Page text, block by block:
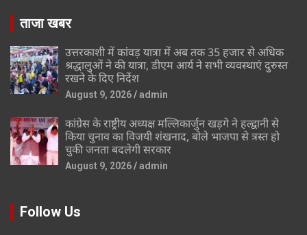
ताजा खबर
उत्तरकाशी में कांवड़ यात्रा में अब तक 35 हजार से अधिक
श्रद्धालुओं ने की यात्रा, डीएम आर्य ने सभी व्यवस्थाएं दुरुस्त
रखने के दिए निर्देश
August 9, 2026 admin
कांग्रेस के राष्ट्रीय अध्यक्ष मल्लिकार्जुन खड़गे ने हल्द्वानी से
किया चुनाव का विजयी शंखनाद, बोले भाजपा से त्रस्त हो
चुकी जनता बदलेगी सरकार
August 9, 2026 admin
Follow Us